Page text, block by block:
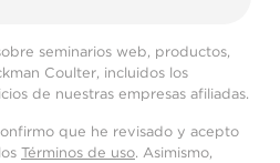
seminarios web, productos,
Coulter, incluidos los
de nuestras empresas afiliadas.
que he revisado y acepto
Términos de uso. Asimismo,